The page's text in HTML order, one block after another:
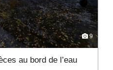
9
au bord de l’eau